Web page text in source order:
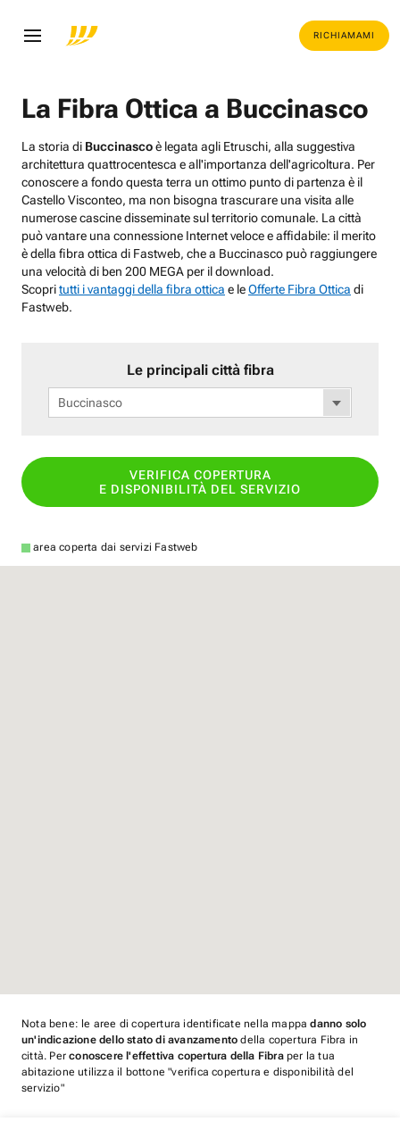
RICHIAMAMI
La Fibra Ottica a Buccinasco
La storia di Buccinascoè legata agli Etruschi, alla suggestiva
architettura quattrocentesca e all'importanza dell'agricoltura. Per
conoscere a fondo questa terra un ottimo punto di partenza è il
Castello Visconteo, ma non bisogna trascurare una visita alle
numerose cascine disseminate sul territorio comunale. La città
può vantare una connessione Internet veloce e affidabile: il merito
è della fibra ottica di Fastweb, che a Buccinasco può raggiungere
una velocità di ben 200 MEGA per il download.
Scopritutti i vantaggi della fibra ottica e leOfferte Fibra Ottica di
Fastweb.
Le principali città fibra
Buccinasco
VERIFICA COPERTURA
E DISPONIBILITÀ DEL SERVIZIO
area coperta dai servizi Fastweb
Nota bene: le aree di copertura identificate nella mappadanno solo
un'indicazione dello stato di avanzamento della copertura Fibra in
città. Perconoscere l'effettiva copertura della Fibraper la tua
abitazione utilizza il bottone "verifica copertura e disponibilità del
servizio"